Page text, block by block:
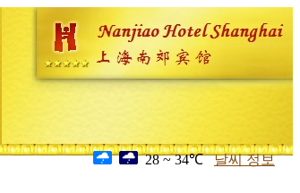
28 ~ 34℃ 날씨 정보